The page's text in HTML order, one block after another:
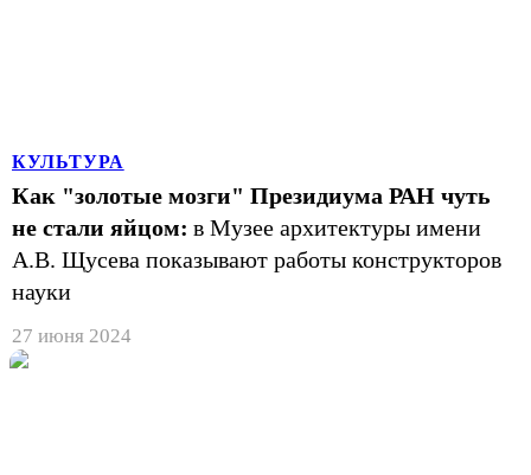
КУЛЬТУРА
Как "золотые мозги" Президиума РАН чуть
не стали яйцом: в Музее архитектуры имени
А.В. Щусева показывают работы конструкторов
науки
27 июня 2024